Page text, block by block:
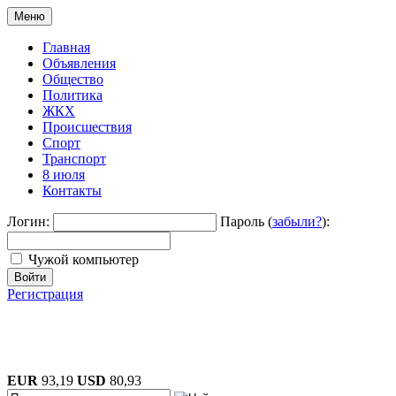
Меню
Главная
Объявления
Общество
Политика
ЖКХ
Происшествия
Спорт
Транспорт
8 июля
Контакты
Логин: Пароль (забыли?):
Чужой компьютер
Войти
Регистрация
EUR 93,19 USD 80,93